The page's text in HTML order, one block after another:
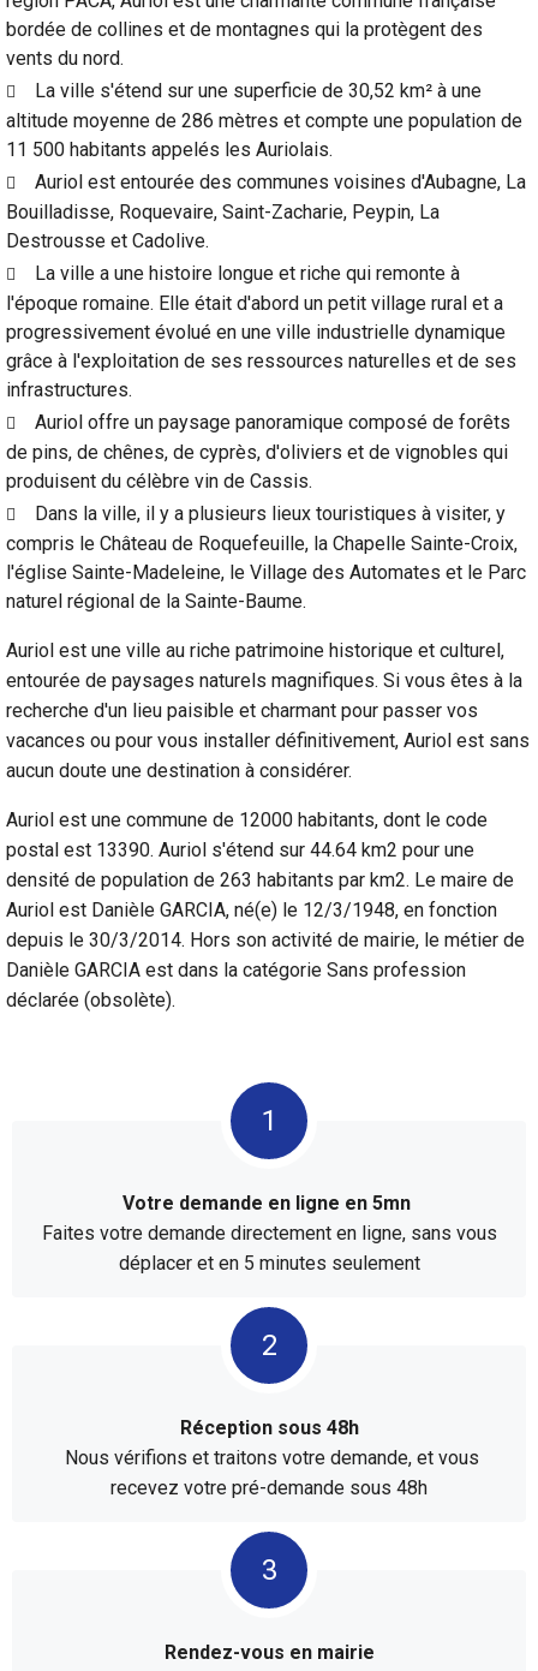
bordée de collines et de montagnes qui la protègent des
vents du nord.
La ville s'étend sur une superficie de 30,52 km² à une
altitude moyenne de 286 mètres et compte une population de
11 500 habitants appelés les Auriolais.
Auriol est entourée des communes voisines d'Aubagne, La
Bouilladisse, Roquevaire, Saint-Zacharie, Peypin, La
Destrousse et Cadolive.
La ville a une histoire longue et riche qui remonte à
l'époque romaine. Elle était d'abord un petit village rural et a
progressivement évolué en une ville industrielle dynamique
grâce à l'exploitation de ses ressources naturelles et de ses
infrastructures.
Auriol offre un paysage panoramique composé de forêts
de pins, de chênes, de cyprès, d'oliviers et de vignobles qui
produisent du célèbre vin de Cassis.
Dans la ville, il y a plusieurs lieux touristiques à visiter, y
compris le Château de Roquefeuille, la Chapelle Sainte-Croix,
l'église Sainte-Madeleine, le Village des Automates et le Parc
naturel régional de la Sainte-Baume.
Auriol est une ville au riche patrimoine historique et culturel,
entourée de paysages naturels magnifiques. Si vous êtes à la
recherche d'un lieu paisible et charmant pour passer vos
vacances ou pour vous installer définitivement, Auriol est sans
aucun doute une destination à considérer.
Auriol est une commune de 12000 habitants, dont le code
postal est 13390. Auriol s'étend sur 44.64 km2 pour une
densité de population de 263 habitants par km2. Le maire de
Auriol est Danièle GARCIA, né(e) le 12/3/1948, en fonction
depuis le 30/3/2014. Hors son activité de mairie, le métier de
Danièle GARCIA est dans la catégorie Sans profession
déclarée (obsolète).
Votre demande en ligne en 5mn
Faites votre demande directement en ligne, sans vous
déplacer et en 5 minutes seulement
Réception sous 48h
Nous vérifions et traitons votre demande, et vous
recevez votre pré-demande sous 48h
Rendez-vous en mairie